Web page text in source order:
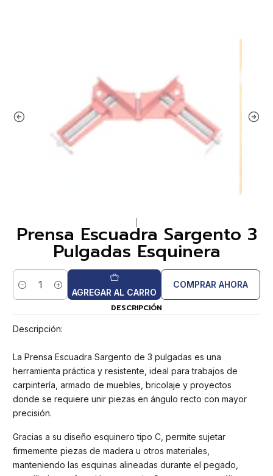
Prensa Escuadra Sargento 3
Pulgadas Esquinera
Cantidad AGREGAR AL CARRO
COMPRAR AHORA
DESCRIPCIÓN
Descripción:
La Prensa Escuadra Sargento de 3 pulgadas es una
herramienta práctica y resistente, ideal para trabajos de
carpintería, armado de muebles, bricolaje y proyectos
donde se requiere unir piezas en ángulo recto con mayor
precisión.
Gracias a su diseño esquinero tipo C, permite sujetar
firmemente piezas de madera u otros materiales,
manteniendo las esquinas alineadas durante el pegado,